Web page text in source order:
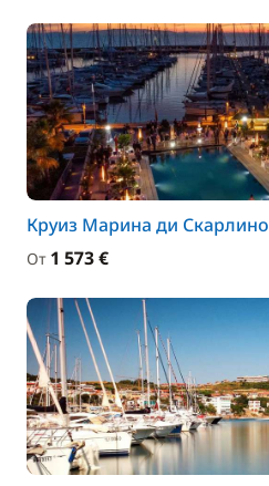
Круиз Марина ди Скарлино
От 1 573 €